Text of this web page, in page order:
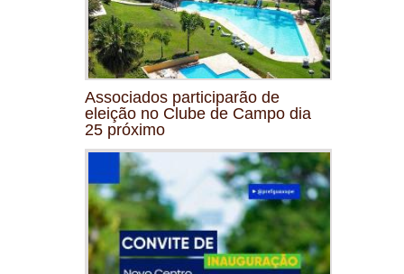
Associados participarão de
eleição no Clube de Campo dia
25 próximo